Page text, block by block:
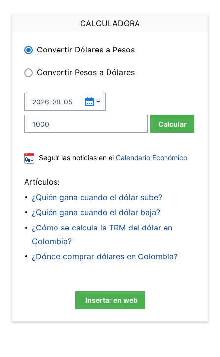
CALCULADORA
Convertir Dólares a Pesos
Convertir Pesos a Dólares
Calcular
Seguir las noticias en el Calendario Económico
Artículos:
¿Quién gana cuando el dólar sube?
¿Quién gana cuando el dólar baja?
¿Cómo se calcula la TRM del dólar en
Colombia?
¿Dónde comprar dólares en Colombia?
Insertar en web